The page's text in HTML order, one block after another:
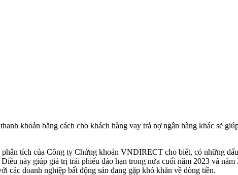
khoản bằng cách cho khách hàng vay trả nợ ngân hàng khác sẽ
tích của Công ty Chứng khoán VNDIRECT cho biết, có những
này giúp giá trị trái phiếu đáo hạn trong nửa cuối năm 2023 và
các doanh nghiệp bất động sản đang gặp khó khăn về dòng tiền.